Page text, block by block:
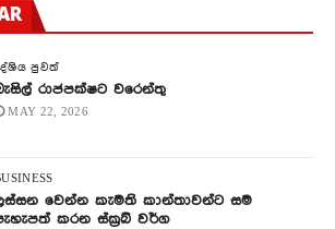
පුවත්
රාජපක්ෂට වරෙන්තු
MAY 22, 2026
වෙන්න කැමති කාන්තාවන්ට සම
කරන ස්ක්‍රබ් වර්ග